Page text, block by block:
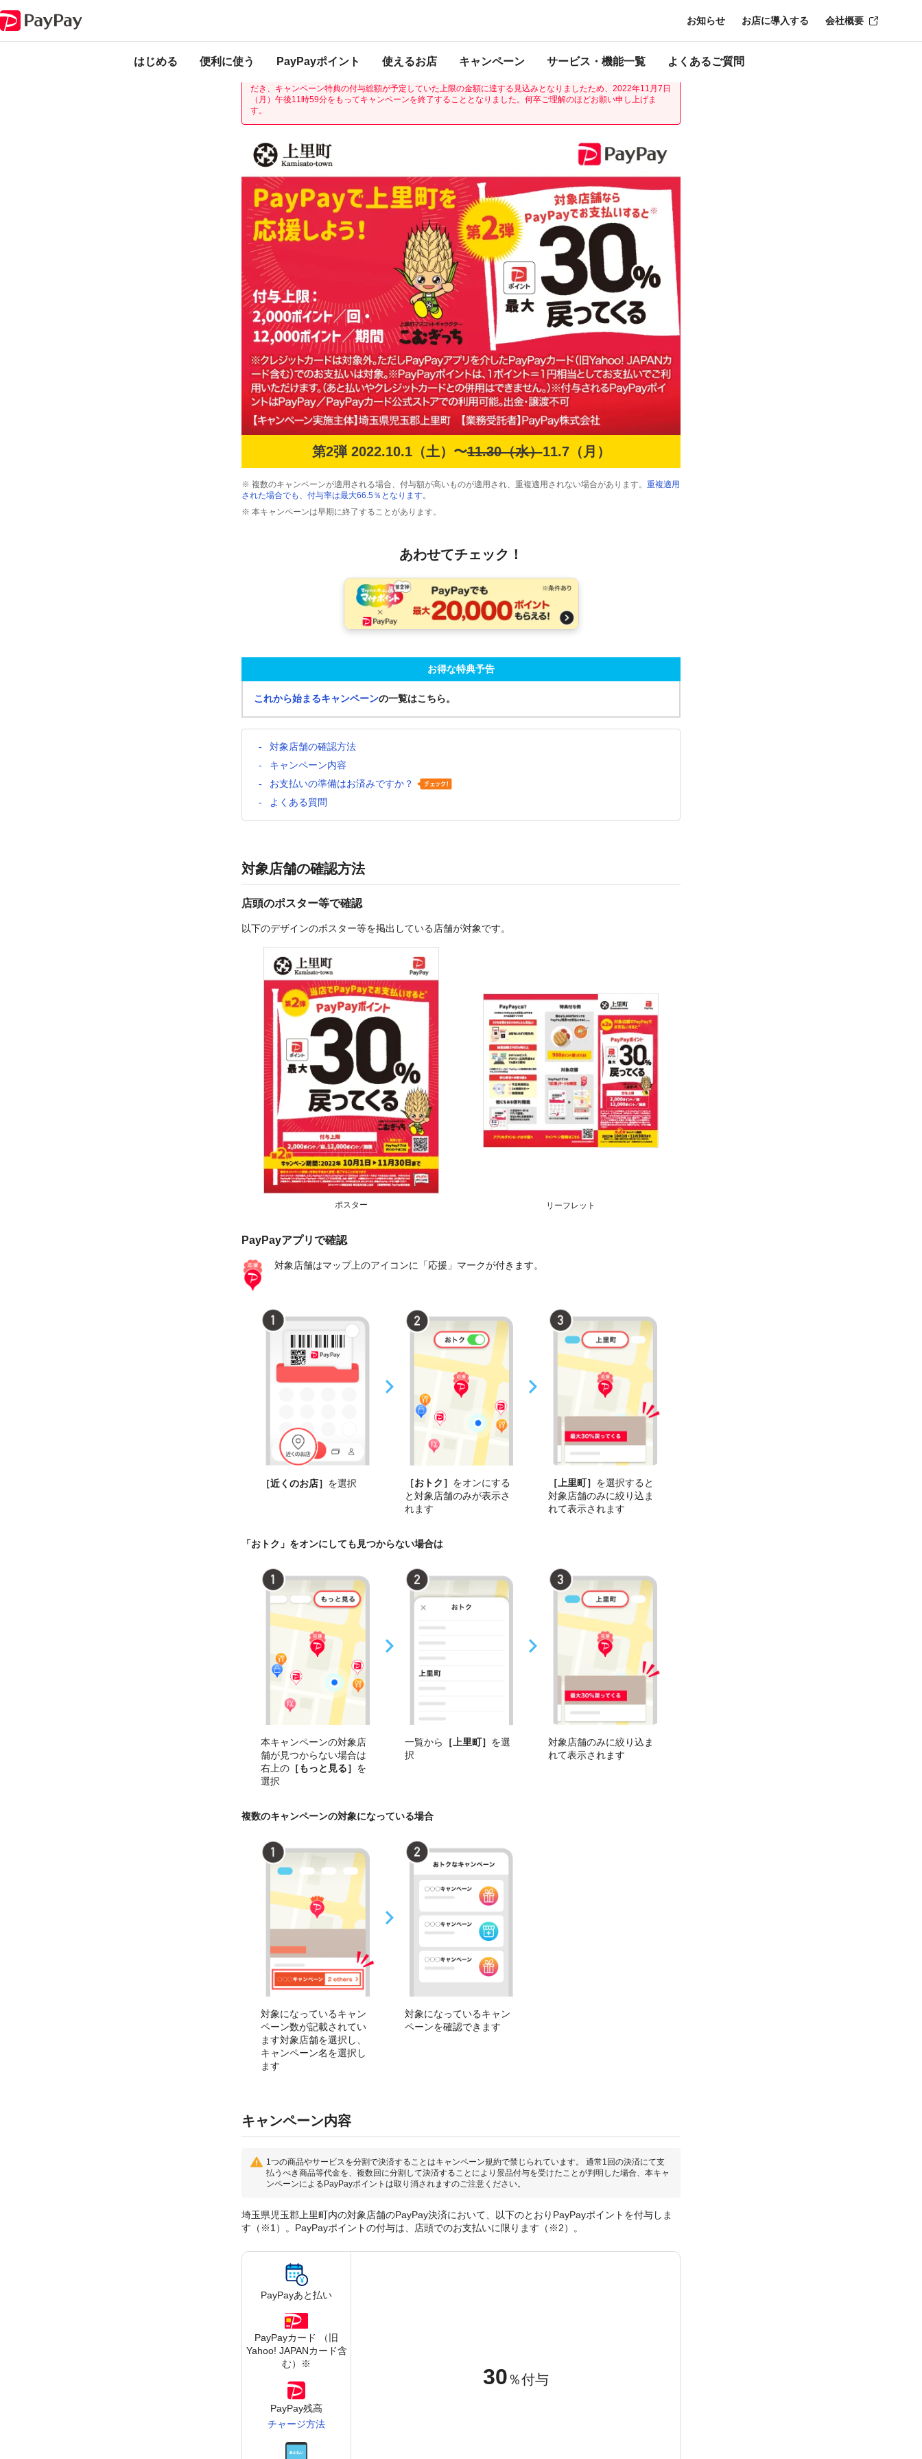
はじめる 便利に使う PayPayポイント 使えるお店 キャンペーン サービス・機能一覧 よくあるご質問
お知らせ お店に導入する 会社概要
になります。開催中のキャンペーン一覧
だき、キャンペーン特典の付与総額が予定していた上限の金額に達する見込みとなりましたため、2022年11月7日
（月）午後11時59分をもってキャンペーンを終了することとなりました。何卒ご理解のほどお願い申し上げま
す。
第2弾 2022.10.1（土）〜11.30（水）11.7（月）
※ 複数のキャンペーンが適用される場合、付与額が高いものが適用され、重複適用されない場合があります。 重複適用
された場合でも、付与率は最大66.5％となります。
※ 本キャンペーンは早期に終了することがあります。
あわせてチェック！
お得な特典予告
これから始まるキャンペーンの一覧はこちら。
対象店舗の確認方法
キャンペーン内容
お支払いの準備はお済みですか？
よくある質問
対象店舗の確認方法
店頭のポスター等で確認
以下のデザインのポスター等を掲出している店舗が対象です。
ポスター リーフレット
PayPayアプリで確認
対象店舗はマップ上のアイコンに「応援」マークが付きます。
［近くのお店］ を選択 ［おトク］ をオンにする
と対象店舗のみが表示さ
れます
［上里町］ を選択すると
対象店舗のみに絞り込ま
れて表示されます
「おトク」をオンにしても見つからない場合は
本キャンペーンの対象店
舗が見つからない場合は
右上の ［もっと見る］ を
選択
一覧から ［上里町］ を選
択
対象店舗のみに絞り込ま
れて表示されます
複数のキャンペーンの対象になっている場合
対象になっているキャン
ペーン数が記載されてい
ます対象店舗を選択し、
キャンペーン名を選択し
ます
対象になっているキャン
ペーンを確認できます
キャンペーン内容
1つの商品やサービスを分割で決済することはキャンペーン規約で禁じられています。 通常1回の決済にて支
払うべき商品等代金を、複数回に分割して決済することにより景品付与を受けたことが判明した場合、本キャ
ンペーンによるPayPayポイントは取り消されますのご注意ください。
埼玉県児玉郡上里町内の対象店舗のPayPay決済において、以下のとおりPayPayポイントを付与しま
す（※1）。PayPayポイントの付与は、店頭でのお支払いに限ります（※2）。
PayPayあと払い
PayPayカード （旧
Yahoo! JAPANカード含
む）※
PayPay残高
チャージ方法
30 ％付与